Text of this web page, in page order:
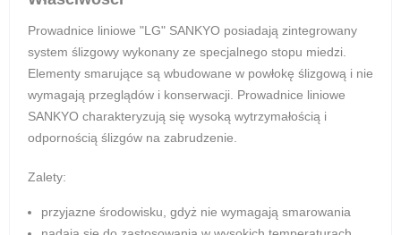
Prowadnice liniowe "LG" SANKYO posiadają zintegrowany
system ślizgowy wykonany ze specjalnego stopu miedzi.
Elementy smarujące są wbudowane w powłokę ślizgową i nie
wymagają przeglądów i konserwacji. Prowadnice liniowe
SANKYO charakteryzują się wysoką wytrzymałością i
odpornością ślizgów na zabrudzenie.
Zalety:
przyjazne środowisku, gdyż nie wymagają smarowania